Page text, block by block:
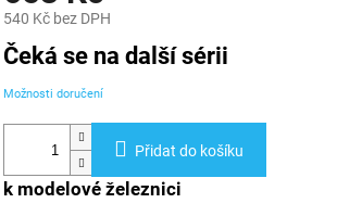
540 Kč bez DPH
Měrná
cena:
Čeká se na další sérii
Možnosti doručení
Přidat do košíku
k modelové železnici